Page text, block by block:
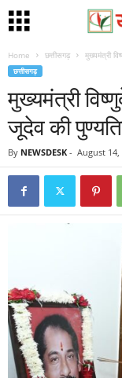
Home छत्तीसगढ़ मुख्यमंत्री
छत्तीसगढ़
मुख्यमंत्री
जूदेव की
By NEWSDESK - August 14,